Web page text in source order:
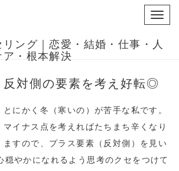
ング｜恋愛・結婚・仕事・人
ア・根本解決
反対側の要素を考え好転◎
とにかく冬（寒いの）が苦手な私です。
マイナス点を考えればたちまち辛くなり
ますので、プラス要素（反対側）を見い
穏やかになれるよう思考のクセをつけて